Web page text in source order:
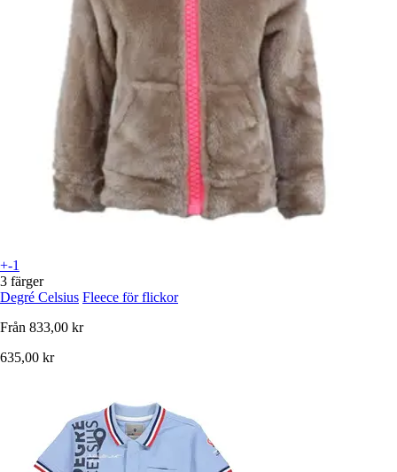
+-1
3 färger
Degré Celsius Fleece för flickor
Från 833,00 kr
635,00 kr